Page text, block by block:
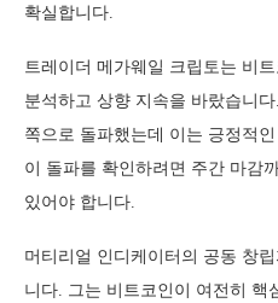
확실합니다.
트레이더 메가웨일 크립토는 비
분석하고 상향 지속을 바랐습니
쪽으로 돌파했는데 이는 긍정적
이 돌파를 확인하려면 주간 마감
있어야 합니다.
머티리얼 인디케이터의 공동 창
니다. 그는 비트코인이 여전히 핵